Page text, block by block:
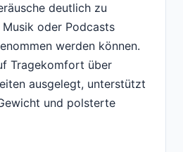
deutlich zu
oder Podcasts
werden können.
Tragekomfort über
ausgelegt, unterstützt
und polsterte